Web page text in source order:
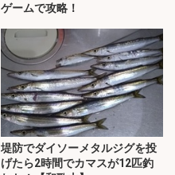
ゲームで攻略！
堤防でダイソーメタルジグを投
げたら2時間でカマスが12匹釣